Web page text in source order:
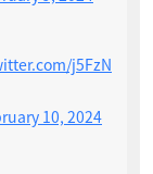
j5FzN
10, 2024